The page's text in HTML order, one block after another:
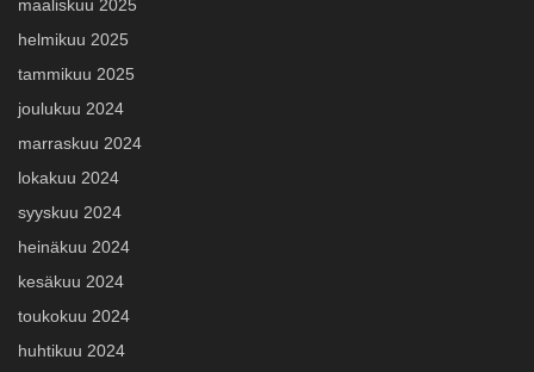
maaliskuu 2025
helmikuu 2025
tammikuu 2025
joulukuu 2024
marraskuu 2024
lokakuu 2024
syyskuu 2024
heinäkuu 2024
kesäkuu 2024
toukokuu 2024
huhtikuu 2024